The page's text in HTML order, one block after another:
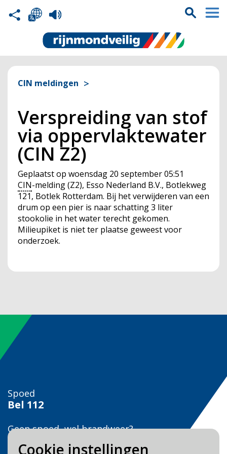
Cookie instellingen
CIN meldingen
Verspreiding van stof
via oppervlaktewater
(CIN Z2)
Geplaatst op woensdag 20 september 05:51
CIN-melding (Z2), Esso Nederland B.V., Botlekweg
121, Botlek Rotterdam. Bij het verwijderen van een
drum op een pier is naar schatting 3 liter
stookolie in het water terecht gekomen.
Milieupiket is niet ter plaatse geweest voor
onderzoek.
Spoed
Bel 112
Geen spoed, wel brandweer?
Bel